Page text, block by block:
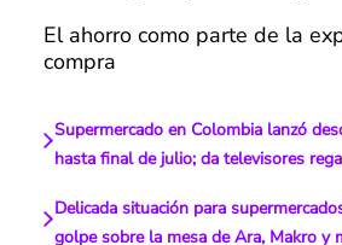
El ahorro como parte de la
compra
Supermercado en Colombia lanzó
hasta final de julio; da televisores
Delicada situación para
golpe sobre la mesa de Ara, Makro y